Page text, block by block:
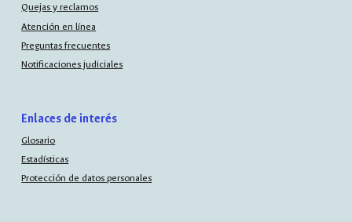
Quejas y reclamos
Atención en línea
Preguntas frecuentes
Notificaciones judiciales
Enlaces de interés
Glosario
Estadísticas
Protección de datos personales